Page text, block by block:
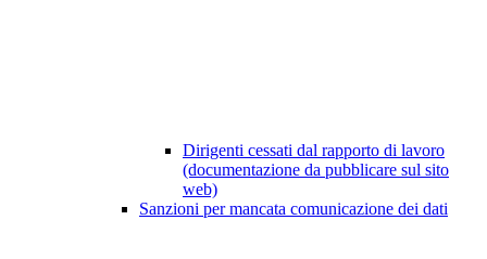
Dirigenti cessati dal rapporto di lavoro
(documentazione da pubblicare sul sito
web)
Sanzioni per mancata comunicazione dei dati